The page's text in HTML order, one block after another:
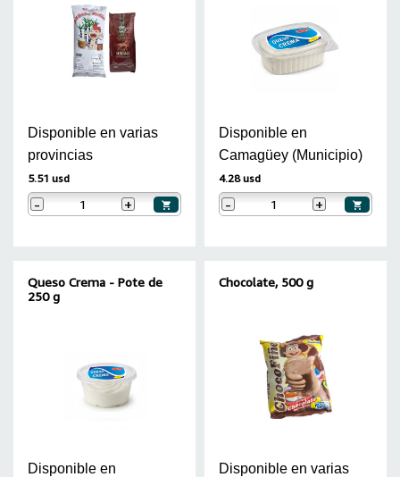
Disponible en varias
provincias
5.51 usd
- +
Disponible en
Camagüey (Municipio)
4.28 usd
- +
Queso Crema - Pote de
250 g
Disponible en
Chocolate, 500 g
Disponible en varias